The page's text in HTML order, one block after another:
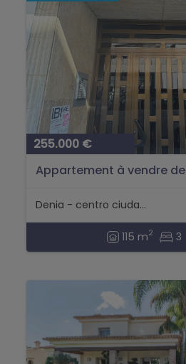
255.000 €
Appartement à vendre
Denia - centro ciudad Denia
115 m2 3